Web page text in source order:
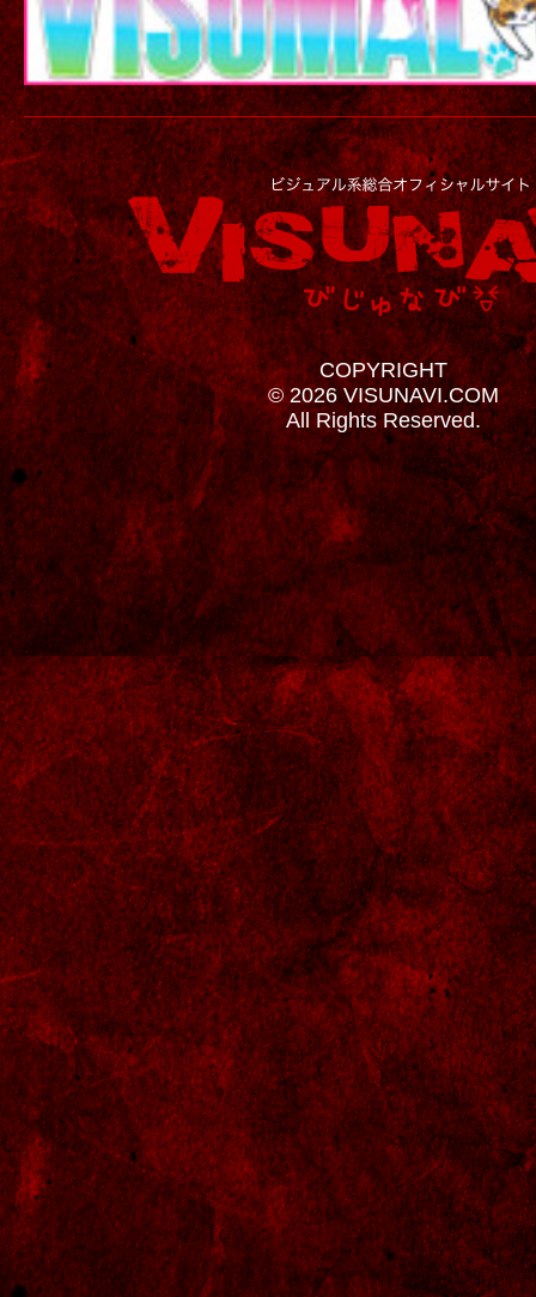
COPYRIGHT
© 2026 VISUNAVI.COM
All Rights Reserved.